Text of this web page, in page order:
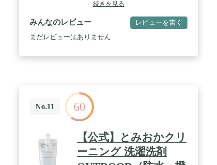
続きを見る
みんなのレビュー レビューを書く
まだレビューはありません
No.11 60
【公式】とみおかクリ
ーニング 洗濯洗剤